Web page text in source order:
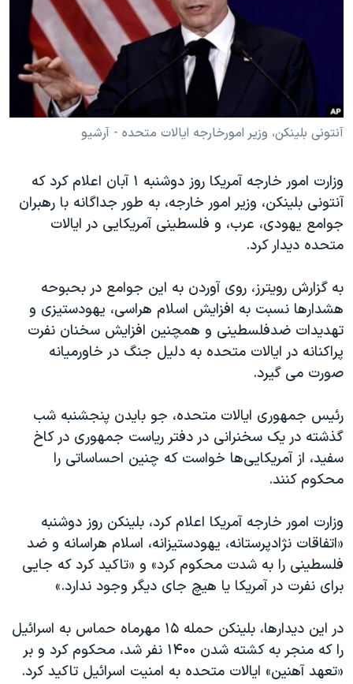
حقوق شهروندی
علم و فناوری
اسرائیل در جنگ
آرشیو پخش زنده
انتخابات ریاست جمهوری آمریکا ۲۰۲۴
حمله جمهوری اسلامی به اسرائیل
رمز مهسا
ورزش زنان در ایران
مجموعه مستندهای دادخواهی
تریبونال مردمی آبان ۹۸
دادگاه حمید نوری
قانون شفافیت دارائی کادر رهبری ایران
اعتراضات مردمی آبان ۹۸
اسرائیل در جنگ
نرگس محمدی برنده جایزه نوبل صلح
همایش محافظه‌کاران آمریکا «سی‌پک»
صفحه‌های ویژه
سفر پرزیدنت ترامپ به چین
زبانهای مختلف
آنتونی بلینکن، وزیر امورخارجه ایالات متحده - آرشیو
وزارت امور خارجه آمریکا روز دوشنبه ۱ آبان اعلام کرد که
آنتونی بلینکن، وزیر امور خارجه، به طور جداگانه با رهبران
جوامع یهودی، عرب، و فلسطینی آمریکایی در ایالات
متحده دیدار کرد.
به گزارش رویترز، روی آوردن به این جوامع در بحبوحه
هشدارها نسبت به افزایش اسلام هراسی، یهودستیزی و
تهدیدات ضدفلسطینی و همچنین افزایش سخنان نفرت
پراکنانه در ایالات متحده به دلیل جنگ در خاورمیانه
صورت می گیرد.
رئیس جمهوری ایالات متحده، جو بایدن پنجشنبه شب
گذشته در یک سخنرانی در دفتر ریاست جمهوری در کاخ
سفید، از آمریکایی‌ها خواست که چنین احساساتی را
محکوم کنند.
وزارت امور خارجه آمریکا اعلام کرد، بلینکن روز دوشنبه
«اتفاقات نژادپرستانه، یهودستیزانه، اسلام هراسانه و ضد
فلسطینی را به شدت محکوم کرد» و «تاکید کرد که جایی
برای نفرت در آمریکا یا هیچ جای دیگر وجود ندارد.»
در این دیدارها، بلینکن حمله ۱۵ مهرماه حماس به اسرائیل
را که منجر به کشته شدن ۱۴۰۰ نفر شد، محکوم کرد و بر
«تعهد آهنین» ایالات متحده به امنیت اسرائیل تاکید کرد.